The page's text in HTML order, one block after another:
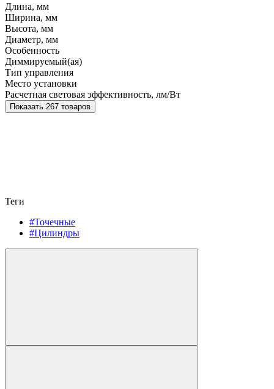
Длина, мм
Ширина, мм
Высота, мм
Диаметр, мм
Особенность
Диммируемый(ая)
Тип управления
Место установки
Расчетная световая эффективность, лм/Вт
Показать 267 товаров
Теги
#Точечные
#Цилиндры